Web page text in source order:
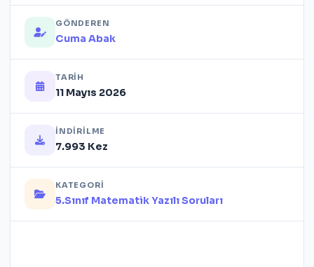
GÖNDEREN
Cuma Abak
TARIH
11 Mayıs 2026
İNDIRILME
7.993 Kez
KATEGORI
5.Sınıf Matematik Yazılı Soruları